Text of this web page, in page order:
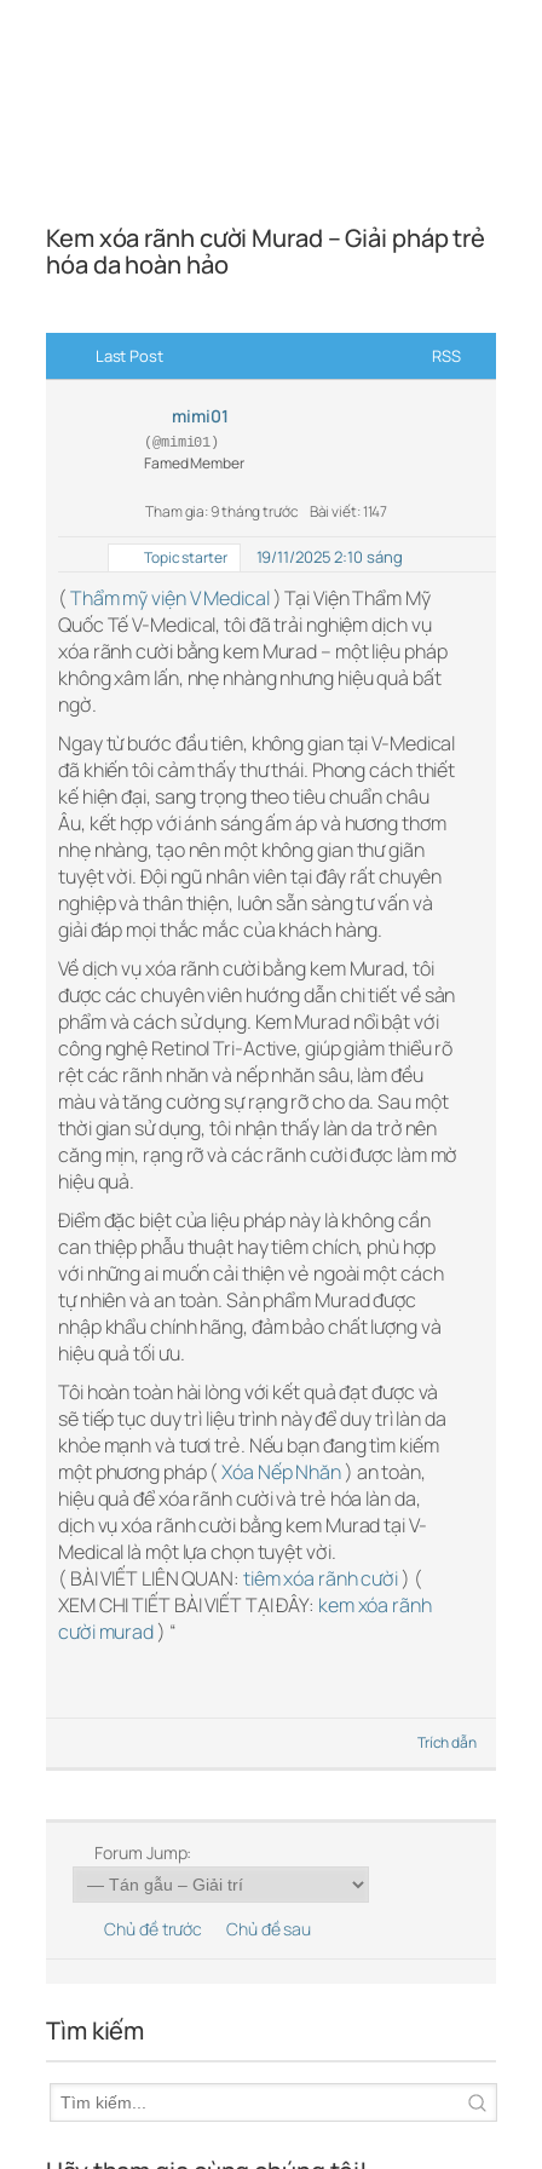
Kem xóa rãnh cười Murad – Giải pháp trẻ
hóa da hoàn hảo
Last Post RSS
mimi01
(@mimi01)
Famed Member
Tham gia: 9 tháng trước Bài viết: 1147
Topic starter 19/11/2025 2:10 sáng
(Thẩm mỹ viện V Medical) Tại Viện Thẩm Mỹ
Quốc Tế V-Medical, tôi đã trải nghiệm dịch vụ
xóa rãnh cười bằng kem Murad – một liệu pháp
không xâm lấn, nhẹ nhàng nhưng hiệu quả bất
ngờ.
Ngay từ bước đầu tiên, không gian tại V-Medical
đã khiến tôi cảm thấy thư thái. Phong cách thiết
kế hiện đại, sang trọng theo tiêu chuẩn châu
Âu, kết hợp với ánh sáng ấm áp và hương thơm
nhẹ nhàng, tạo nên một không gian thư giãn
tuyệt vời. Đội ngũ nhân viên tại đây rất chuyên
nghiệp và thân thiện, luôn sẵn sàng tư vấn và
giải đáp mọi thắc mắc của khách hàng.
Về dịch vụ xóa rãnh cười bằng kem Murad, tôi
được các chuyên viên hướng dẫn chi tiết về sản
phẩm và cách sử dụng. Kem Murad nổi bật với
công nghệ Retinol Tri-Active, giúp giảm thiểu rõ
rệt các rãnh nhăn và nếp nhăn sâu, làm đều
màu và tăng cường sự rạng rỡ cho da. Sau một
thời gian sử dụng, tôi nhận thấy làn da trở nên
căng mịn, rạng rỡ và các rãnh cười được làm mờ
hiệu quả.
Điểm đặc biệt của liệu pháp này là không cần
can thiệp phẫu thuật hay tiêm chích, phù hợp
với những ai muốn cải thiện vẻ ngoài một cách
tự nhiên và an toàn. Sản phẩm Murad được
nhập khẩu chính hãng, đảm bảo chất lượng và
hiệu quả tối ưu.
Tôi hoàn toàn hài lòng với kết quả đạt được và
sẽ tiếp tục duy trì liệu trình này để duy trì làn da
khỏe mạnh và tươi trẻ. Nếu bạn đang tìm kiếm
một phương pháp (Xóa Nếp Nhăn) an toàn,
hiệu quả để xóa rãnh cười và trẻ hóa làn da,
dịch vụ xóa rãnh cười bằng kem Murad tại V-
Medical là một lựa chọn tuyệt vời.
( BÀI VIẾT LIÊN QUAN: tiêm xóa rãnh cười) (
XEM CHI TIẾT BÀI VIẾT TẠI ĐÂY: kem xóa rãnh
cười murad) “
Trích dẫn
Forum Jump:
Chủ đề trước Chủ đề sau
Tìm kiếm